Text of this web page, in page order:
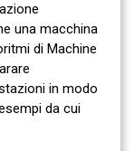
una macchina
di Machine
in modo
da cui